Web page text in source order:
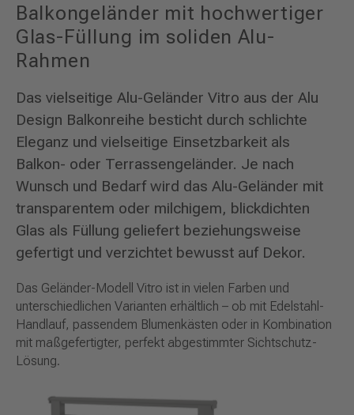
Balkongeländer mit hochwertiger
Glas-Füllung im soliden Alu-
Rahmen
Das vielseitige Alu-Geländer Vitro aus der Alu
Design Balkonreihe besticht durch schlichte
Eleganz und vielseitige Einsetzbarkeit als
Balkon- oder Terrassengeländer. Je nach
Wunsch und Bedarf wird das Alu-Geländer mit
transparentem oder milchigem, blickdichten
Glas als Füllung geliefert beziehungsweise
gefertigt und verzichtet bewusst auf Dekor.
Das Geländer-Modell Vitro ist in vielen Farben und
unterschiedlichen Varianten erhältlich – ob mit Edelstahl-
Handlauf, passendem Blumenkästen oder in Kombination
mit maßgefertigter, perfekt abgestimmter Sichtschutz-
Lösung.